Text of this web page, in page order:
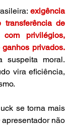
exigência
transferência de
privilégios,
privados.
moral.
vira eficiência,
se torna mais
não